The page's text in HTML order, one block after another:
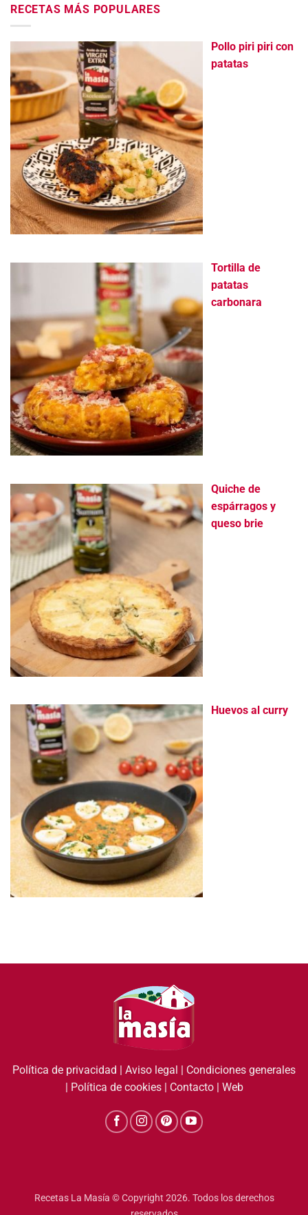
RECETAS MÁS POPULARES
Pollo piri piri con
patatas
Tortilla de
patatas
carbonara
Quiche de
espárragos y
queso brie
Huevos al curry
Política de privacidad | Aviso legal | Condiciones generales
| Política de cookies| Contacto| Web
Recetas La Masía © Copyright 2026. Todos los derechos